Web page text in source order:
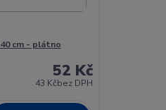
cm - plátno
52 Kč
43 Kčbez DPH